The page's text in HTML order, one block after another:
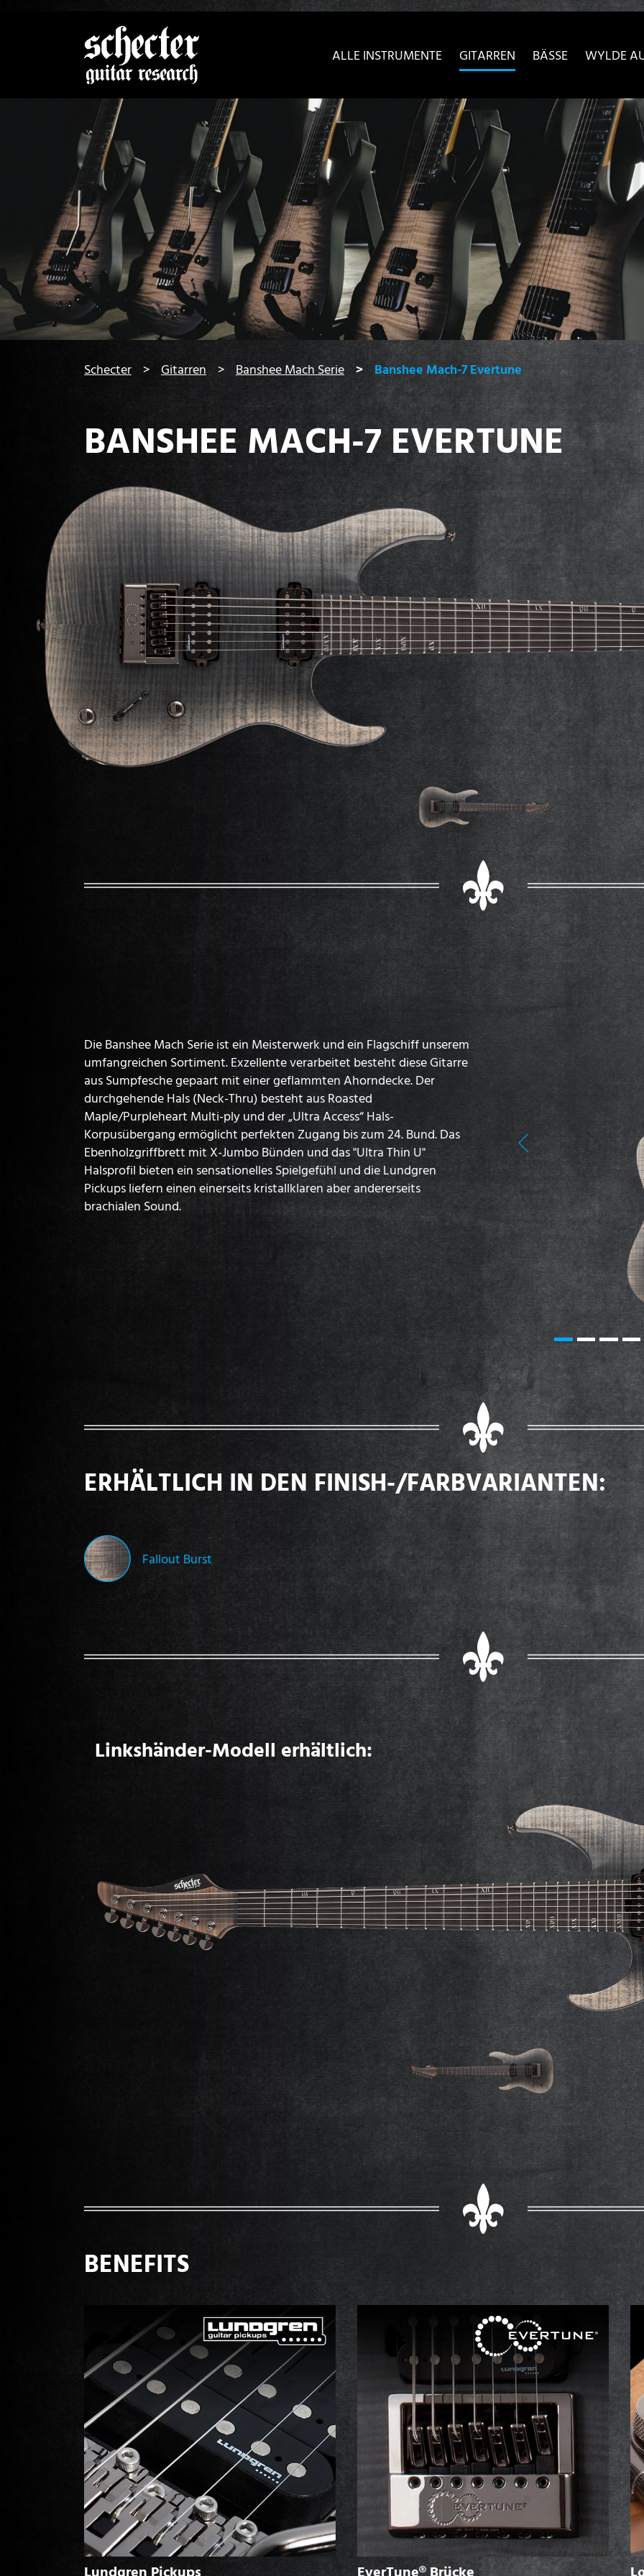
Zeige besser passende Version dieser SeiteDiese Meldung nicht
ALLE INSTRUMENTE GITARREN BÄSSE WYLDE
Schecter Gitarren Banshee Mach Serie Banshee Mach-7 Evertune
BANSHEE MACH-7 EVERTUNE
Die Banshee Mach Serie ist ein Meisterwerk und ein Flagschiff unserem
umfangreichen Sortiment. Exzellente verarbeitet besteht diese Gitarre
aus Sumpfesche gepaart mit einer geflammten Ahorndecke. Der
durchgehende Hals (Neck-Thru) besteht aus Roasted
Maple/Purpleheart Multi-ply und der „Ultra Access“ Hals-
Korpusübergang ermöglicht perfekten Zugang bis zum 24. Bund. Das
Ebenholzgriffbrett mit X-Jumbo Bünden und das "Ultra Thin U"
Halsprofil bieten ein sensationelles Spielgefühl und die Lundgren
Pickups liefern einen einerseits kristallklaren aber andererseits
brachialen Sound.
Previous
ERHÄLTLICH IN DEN FINISH-/FARBVARIANTEN:
Fallout Burst
Linkshänder-Modell erhältlich:
BENEFITS
Lundgren Pickups EverTune® Brücke